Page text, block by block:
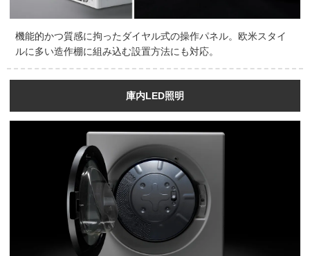
機能的かつ質感に拘ったダイヤル式の操作パネル。欧米スタイ
ルに多い造作棚に組み込む設置方法にも対応。
庫内LED照明